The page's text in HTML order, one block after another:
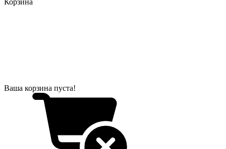
Корзина
Ваша корзина пуста!